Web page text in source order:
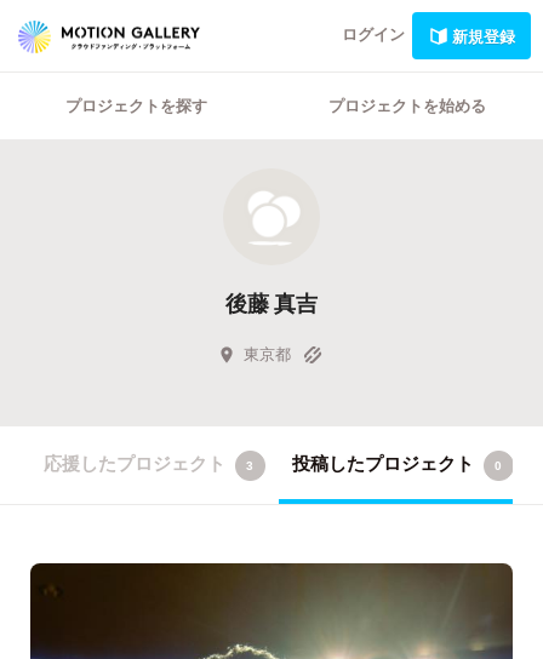
ログイン 新規登録
プロジェクトを探す プロジェクトを始める
後藤 真吉
東京都
応援したプロジェクト 3 投稿したプロジェクト 0